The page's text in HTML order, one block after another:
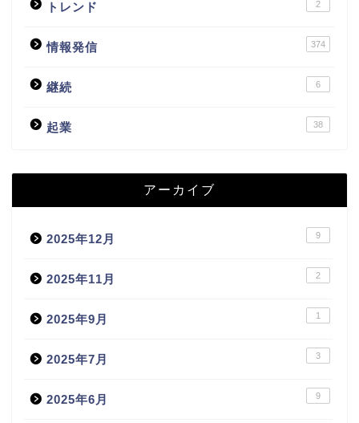
トレンド 2
情報発信 374
継続 6
起業 38
アーカイブ
2025年12月 9
2025年11月 2
2025年9月 1
2025年7月 3
2025年6月 9